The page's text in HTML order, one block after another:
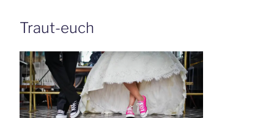
Traut-euch